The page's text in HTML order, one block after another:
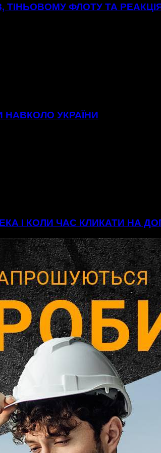
ФЛОТУ ТА
НАВКОЛО УКРАЇНИ
І КОЛИ ЧАС КЛИКАТИ НА